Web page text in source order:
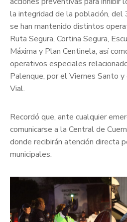
la integridad de la población, del
se han mantenido distintos
Ruta Segura, Cortina Segura,
Máxima y Plan Centinela, así
operativos especiales
Palenque, por el Viernes Santo
Vial.
Recordó que, ante cualquier
comunicarse a la Central de
donde recibirán atención directa
municipales.